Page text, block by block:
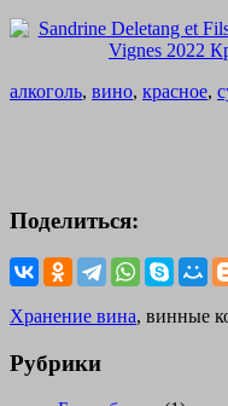
алкоголь, вино, красное,
Поделиться:
Хранение вина, винные
Рубрики